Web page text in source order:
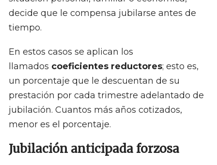
decide que le compensa jubilarse antes de
tiempo.
En estos casos se aplican los
llamados coeficientes reductores; esto es,
un porcentaje que le descuentan de su
prestación por cada trimestre adelantado de
jubilación. Cuantos más años cotizados,
menor es el porcentaje.
Jubilación anticipada forzosa